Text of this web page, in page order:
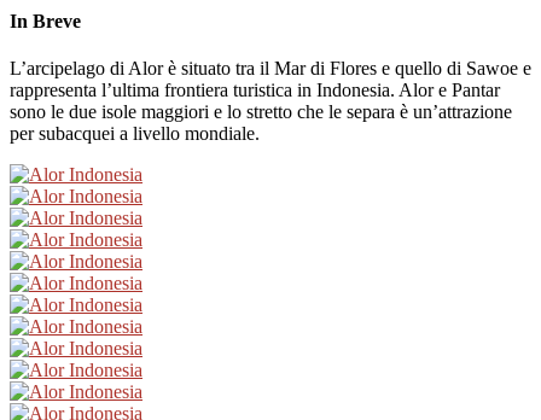
In Breve
L’arcipelago di Alor è situato tra il Mar di Flores e quello di Sawoe e
rappresenta l’ultima frontiera turistica in Indonesia. Alor e Pantar
sono le due isole maggiori e lo stretto che le separa è un’attrazione
per subacquei a livello mondiale.